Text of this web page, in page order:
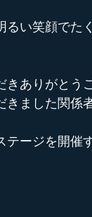
るい笑顔で
ありがとう
きました関
ージを開催